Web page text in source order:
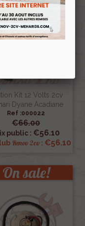
Kit 12 Volts 2cv
Dyane Acadiane
Ref :000022
€66.00
public : €56.10
Renov 2cv : €56.10
On sale!